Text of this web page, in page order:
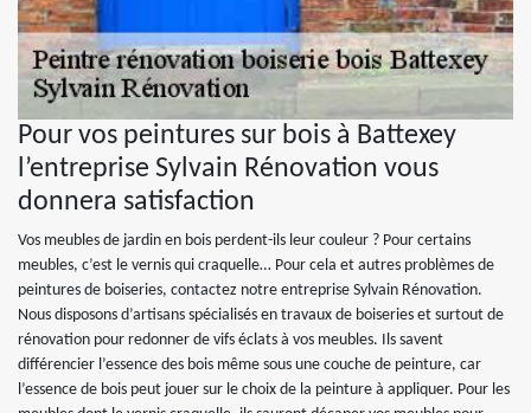
Pour vos peintures sur bois à Battexey
l’entreprise Sylvain Rénovation vous
donnera satisfaction
Vos meubles de jardin en bois perdent-ils leur couleur ? Pour certains
meubles, c’est le vernis qui craquelle… Pour cela et autres problèmes de
peintures de boiseries, contactez notre entreprise Sylvain Rénovation.
Nous disposons d’artisans spécialisés en travaux de boiseries et surtout de
rénovation pour redonner de vifs éclats à vos meubles. Ils savent
différencier l’essence des bois même sous une couche de peinture, car
l’essence de bois peut jouer sur le choix de la peinture à appliquer. Pour les